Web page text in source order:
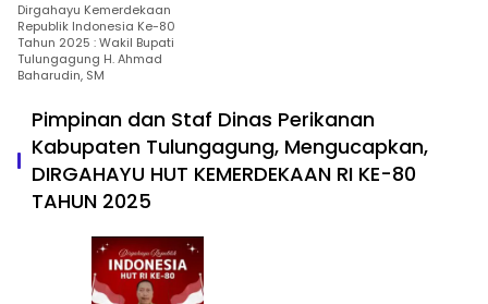
Dirgahayu Kemerdekaan
Republik Indonesia Ke-80
Tahun 2025 : Wakil Bupati
Tulungagung H. Ahmad
Baharudin, SM
Pimpinan dan Staf Dinas Perikanan
Kabupaten Tulungagung, Mengucapkan,
DIRGAHAYU HUT KEMERDEKAAN RI KE-80
TAHUN 2025